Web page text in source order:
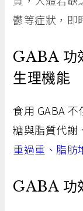
鬱等症狀，即
GABA 功
生理機能
食用 GABA
糖與脂質代謝
重過重、脂肪
GABA 功